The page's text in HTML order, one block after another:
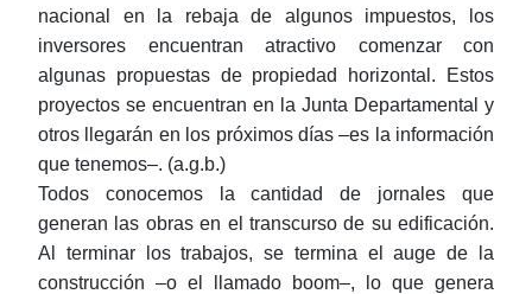
nacional en la rebaja de algunos impuestos, los
inversores encuentran atractivo comenzar con
algunas propuestas de propiedad horizontal. Estos
proyectos se encuentran en la Junta Departamental y
otros llegarán en los próximos días‒es la información
que tenemos‒. (a.g.b.)
Todos conocemos la cantidad de jornales que
generan las obras en el transcurso de su edificación.
Al terminar los trabajos, se termina el auge de la
construcción ‒o el llamado boom‒, lo que genera